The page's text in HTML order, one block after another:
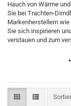
Hauch von Wärme
Sie bei Trachten-
Markenherstellern
Sie sich inspirieren
verstauen und zum